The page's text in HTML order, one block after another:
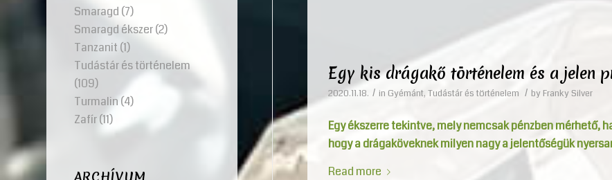
Egy kis drágakő történelem és a jelen
2020.11.18. / in Gyémánt, Tudástár és történelem / by Franky Silver
Egy ékszerre tekintve, mely nemcsak pénzben mérhető,
hogy a drágaköveknek milyen nagy a jelentőségük
Read more
Smaragd (7)
Smaragd ékszer(2)
Tanzanit (1)
Tudástár és történelem
(109)
Turmalin (4)
Zafír(11)